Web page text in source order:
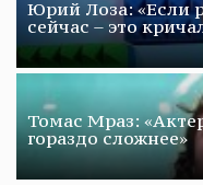
Юрий Лоза: «Если
сейчас – это
Томас Мраз:
гораздо сложнее»